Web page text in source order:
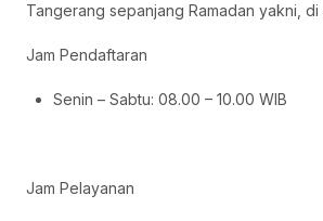
Tangerang sepanjang Ramadan yakni, di
Jam Pendaftaran
Senin – Sabtu: 08.00 – 10.00 WIB
Jam Pelayanan